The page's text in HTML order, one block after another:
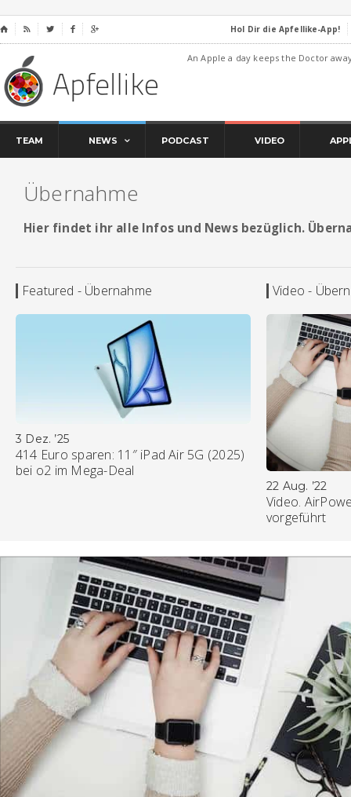
⌂     Hol Dir die Apfellike-App!
An Apple a day keeps the Doctor
TEAM NEWS PODCAST VIDEO
Übernahme
Hier findet ihr alle Infos und News bezüglich.
Featured - Übernahme
3 Dez. ’25
414 Euro sparen: 11″ iPad Air 5G (2025)
bei o2 im Mega-Deal
Video -
22 Aug. ’22
Video.
vorgeführt